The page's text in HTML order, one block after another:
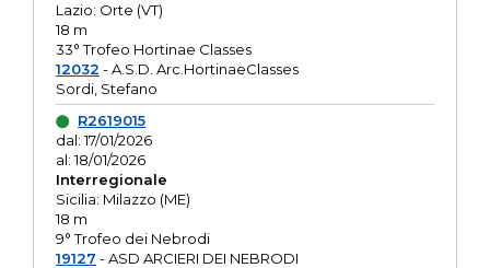
Lazio: Orte (VT)
18 m
33° Trofeo Hortinae Classes
12032 - A.S.D. Arc.HortinaeClasses
Sordi, Stefano
R2619015
dal: 17/01/2026
al: 18/01/2026
Interregionale
Sicilia: Milazzo (ME)
18 m
9° Trofeo dei Nebrodi
19127 - ASD ARCIERI DEI NEBRODI